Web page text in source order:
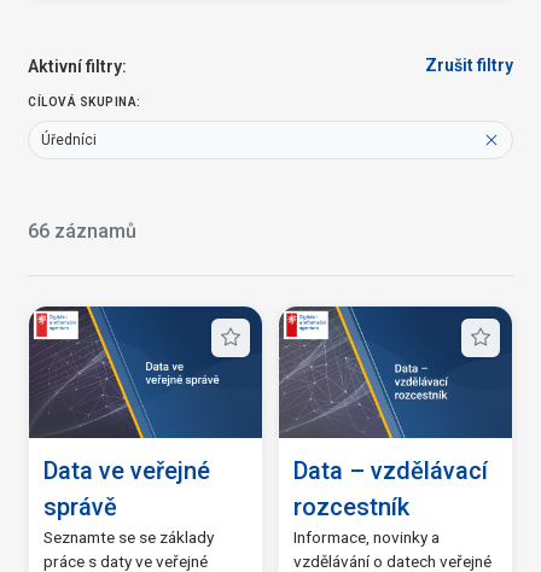
Úředníci
Vzdělavatelé
Vzdělávací formát
Průvodci
Materiály k tisku (0)
Téma
AI - umělá inteligence
(11)
Czech POINT
Aktivní filtry: Zrušit filtry
CÍLOVÁ SKUPINA:
Úředníci
66 záznamů
Data ve veřejné
správě
Seznamte se se základy
práce s daty ve veřejné
Data – vzdělávací
rozcestník
Informace, novinky a
vzdělávání o datech veřejné